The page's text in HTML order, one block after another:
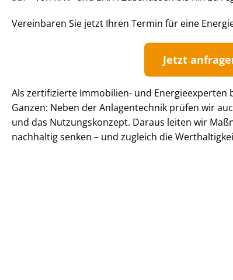
Vereinbaren Sie jetzt Ihren Termin für eine
Jetzt
Als zertifizierte Immobilien- und
Ganzen: Neben der Anlagentechnik prüfen wir
und das Nutzungskonzept. Daraus leiten wir
nachhaltig senken – und zugleich die